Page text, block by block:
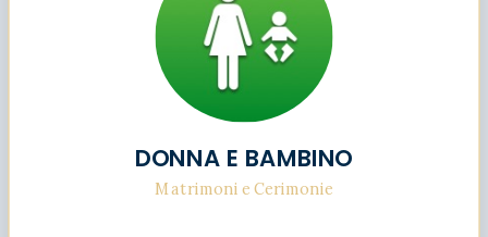
DONNA E BAMBINO
Matrimoni e Cerimonie